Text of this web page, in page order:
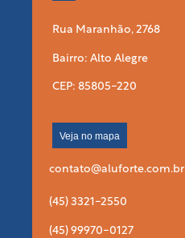
Rua Maranhão, 2768
Bairro: Alto Alegre
CEP: 85805-220
Veja no mapa
contato@aluforte.com.br
(45) 3321-2550
(45) 99970-0127